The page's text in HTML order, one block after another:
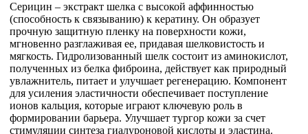
Серицин – экстракт шелка с высокой аффинностью
(способность к связыванию) к кератину. Он образует
прочную защитную пленку на поверхности кожи,
мгновенно разглаживая ее, придавая шелковистость и
мягкость. Гидролизованный шелк состоит из аминокислот,
полученных из белка фиброина, действует как природный
увлажнитель, питает и улучшает регенерацию. Компонент
для усиления эластичности обеспечивает поступление
ионов кальция, которые играют ключевую роль в
формировании барьера. Улучшает тургор кожи за счет
стимуляции синтеза гиалуроновой кислоты и эластина.